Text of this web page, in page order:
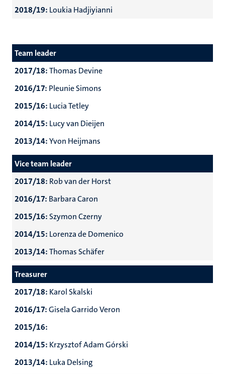
2018/19: Loukia Hadjiyianni
Team leader
2017/18:Thomas Devine
2016/17: Pleunie Simons
2015/16: Lucia Tetley
2014/15: Lucy van Dieijen
2013/14:Yvon Heijmans
Vice team leader
2017/18: Rob van der Horst
2016/17: Barbara Caron
2015/16: Szymon Czerny
2014/15: Lorenza de Domenico
2013/14:Thomas Schäfer
Treasurer
2017/18: Karol Skalski
2016/17:Gisela Garrido Veron
2015/16:
2014/15: Krzysztof Adam Górski
2013/14: Luka Delsing